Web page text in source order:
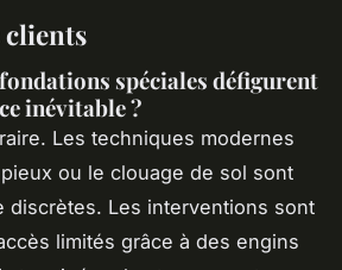
clients
fondations spéciales défigurent
inévitable ?
Les techniques modernes
ou le clouage de sol sont
discrètes. Les interventions sont
limités grâce à des engins